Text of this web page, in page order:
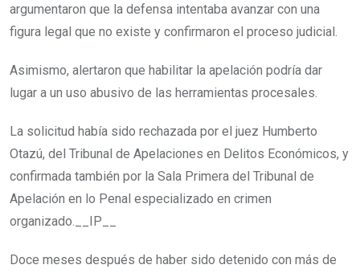
argumentaron que la defensa intentaba avanzar con una
figura legal que no existe y confirmaron el proceso judicial.
Asimismo, alertaron que habilitar la apelación podría dar
lugar a un uso abusivo de las herramientas procesales.
La solicitud había sido rechazada por el juez Humberto
Otazú, del Tribunal de Apelaciones en Delitos Económicos, y
confirmada también por la Sala Primera del Tribunal de
Apelación en lo Penal especializado en crimen
organizado.__IP__
Doce meses después de haber sido detenido con más de